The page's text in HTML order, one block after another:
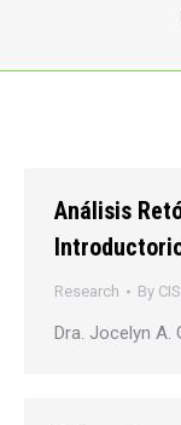
Análisis
Research By
Dra. Jocelyn A.